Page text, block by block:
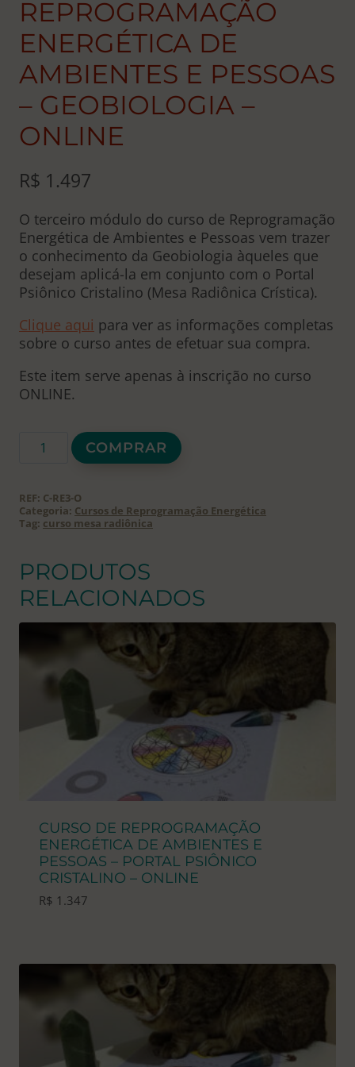
REPROGRAMAÇÃO
ENERGÉTICA DE
AMBIENTES E PESSOAS
– GEOBIOLOGIA –
ONLINE
R$ 1.497
O terceiro módulo do curso de Reprogramação
Energética de Ambientes e Pessoas vem trazer
o conhecimento da Geobiologia àqueles que
desejam aplicá-la em conjunto com o Portal
Psiônico Cristalino (Mesa Radiônica Crística).
Clique aqui para ver as informações completas
sobre o curso antes de efetuar sua compra.
Este item serve apenas à inscrição no curso
ONLINE.
Curso
Energética
de
Ambientes
Pessoas
-
Geobiologia
-
quantidade
COMPRAR
REF: C-RE3-O
Categoria: Cursos de Reprogramação Energética
Tag: curso mesa radiônica
PRODUTOS
RELACIONADOS
CURSO DE REPROGRAMAÇÃO
ENERGÉTICA DE AMBIENTES E
PESSOAS – PORTAL PSIÔNICO
CRISTALINO – ONLINE
R$ 1.347